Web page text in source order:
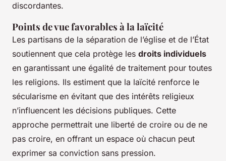
discordantes.
Points de vue favorables à la laïcité
Les partisans de la séparation de l’église et de l’État
soutiennent que cela protège les droits individuels
en garantissant une égalité de traitement pour toutes
les religions. Ils estiment que la laïcité renforce le
sécularisme en évitant que des intérêts religieux
n’influencent les décisions publiques. Cette
approche permettrait une liberté de croire ou de ne
pas croire, en offrant un espace où chacun peut
exprimer sa conviction sans pression.